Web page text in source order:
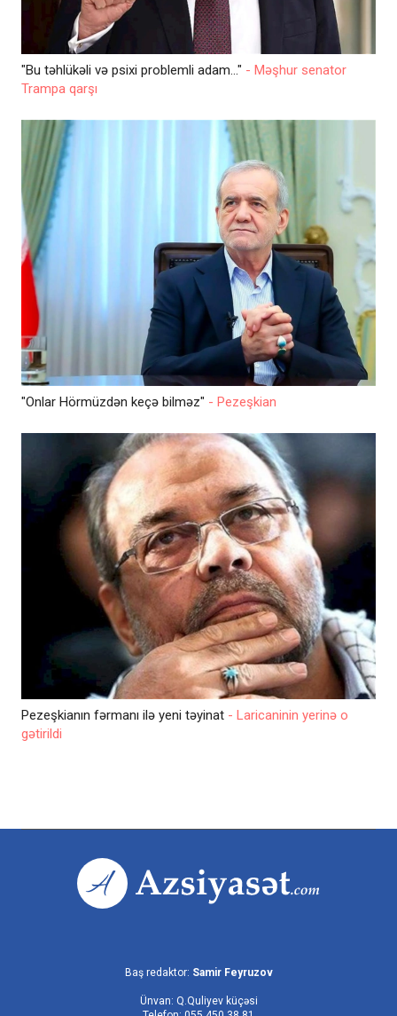
"Bu təhlükəli və psixi problemli adam..." - Məşhur senator
Trampa qarşı
"Onlar Hörmüzdən keçə bilməz" - Pezeşkian
Pezeşkianın fərmanı ilə yeni təyinat - Laricaninin yerinə o
gətirildi
Baş redaktor: Samir Feyruzov
Ünvan: Q.Quliyev küçəsi